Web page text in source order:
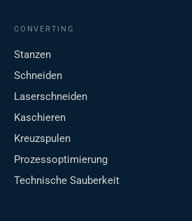
CONVERTING
Stanzen
Schneiden
Laserschneiden
Kaschieren
Kreuzspulen
Prozessoptimierung
Technische Sauberkeit